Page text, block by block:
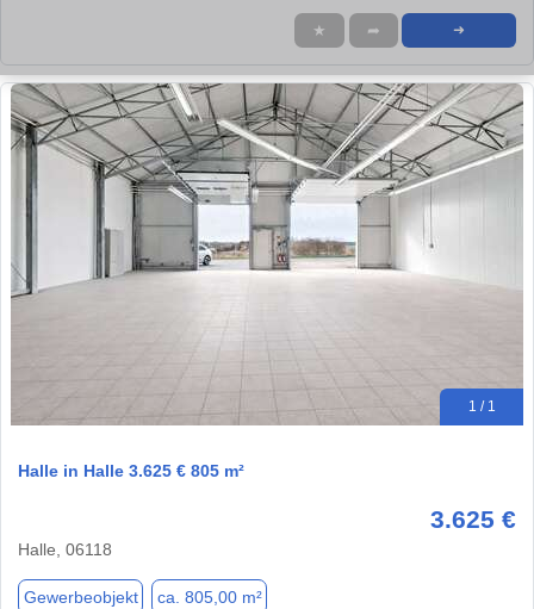
★ ➦ ➜
1 / 1
Halle in Halle 3.625 € 805 m²
3.625 €
Halle, 06118
Gewerbeobjekt ca. 805,00 m²